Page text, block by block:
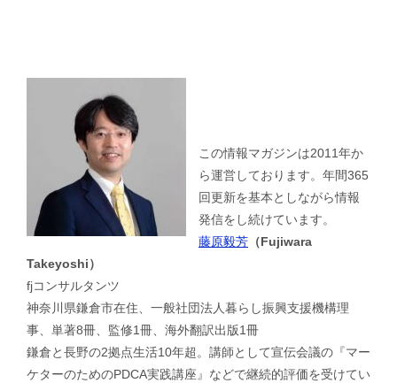
この情報マガジンは2011年か
ら運営しております。年間365
回更新を基本としながら情報
発信をし続けています。
藤原毅芳 （Fujiwara
Takeyoshi）
fjコンサルタンツ
神奈川県鎌倉市在住、一般社団法人暮らし振興支援機構理
事、単著8冊、監修1冊、海外翻訳出版1冊
鎌倉と長野の2拠点生活10年超。講師として宣伝会議の『マー
ケターのためのPDCA実践講座』などで継続的評価を受けてい